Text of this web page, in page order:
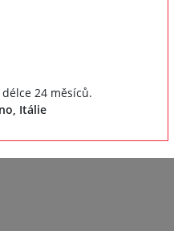
24 měsíců.
Itálie